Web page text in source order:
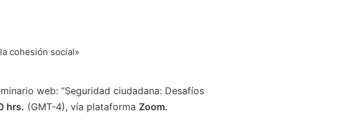
web: “Seguridad ciudadana: Desafíos
hrs. (GMT-4), vía plataforma Zoom.